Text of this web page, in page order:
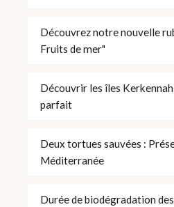
Découvrez notre nouvelle
Fruits de mer"
Découvrir les îles
parfait
Deux tortues sauvées :
Méditerranée
Durée de biodégradation